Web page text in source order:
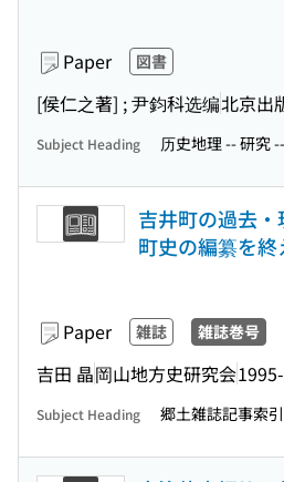
Paper 図書
[侯仁之著] ; 尹鈞科选编北京出
Subject Heading 历史地理 -- 研究
吉井町の過去
町史の編纂を終
Paper 雑誌 雑誌巻号
吉田 晶岡山地方史研究会
Subject Heading 郷土雑誌記事索